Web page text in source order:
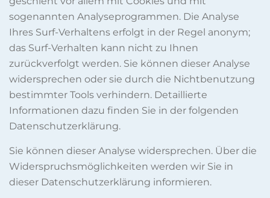
sogenannten Analyseprogrammen. Die Analyse
Ihres Surf-Verhaltens erfolgt in der Regel anonym;
das Surf-Verhalten kann nicht zu Ihnen
zurückverfolgt werden. Sie können dieser Analyse
widersprechen oder sie durch die Nichtbenutzung
bestimmter Tools verhindern. Detaillierte
Informationen dazu finden Sie in der folgenden
Datenschutzerklärung.
Sie können dieser Analyse widersprechen. Über die
Widerspruchsmöglichkeiten werden wir Sie in
dieser Datenschutzerklärung informieren.